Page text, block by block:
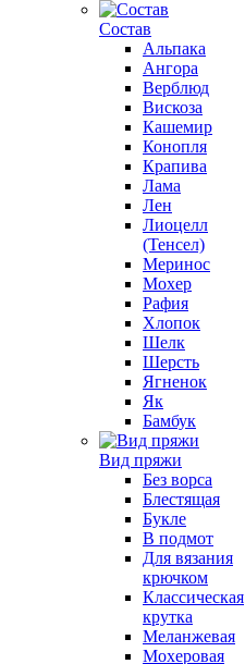
Состав
Альпака
Ангора
Верблюд
Вискоза
Кашемир
Конопля
Крапива
Лама
Лен
Лиоцелл
(Тенсел)
Меринос
Мохер
Рафия
Хлопок
Шелк
Шерсть
Ягненок
Як
Бамбук
Вид пряжи
Без ворса
Блестящая
Букле
В подмот
Для вязания
крючком
Классическая
крутка
Меланжевая
Мохеровая